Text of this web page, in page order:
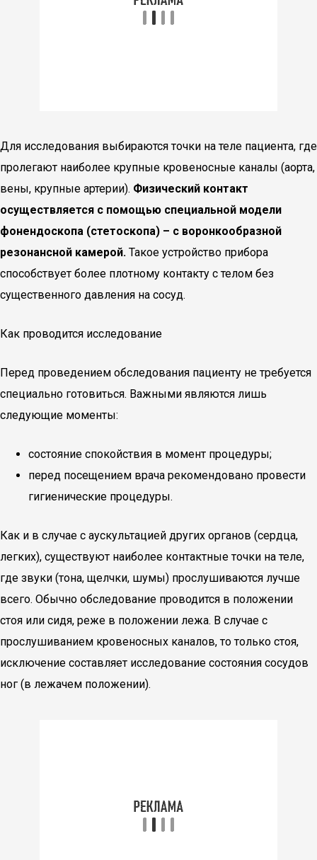
Для исследования выбираются точки на теле пациента, где
пролегают наиболее крупные кровеносные каналы (аорта,
вены, крупные артерии). Физический контакт
осуществляется с помощью специальной модели
фонендоскопа (стетоскопа) – с воронкообразной
резонансной камерой. Такое устройство прибора
способствует более плотному контакту с телом без
существенного давления на сосуд.
Как проводится исследование
Перед проведением обследования пациенту не требуется
специально готовиться. Важными являются лишь
следующие моменты:
состояние спокойствия в момент процедуры;
перед посещением врача рекомендовано провести
гигиенические процедуры.
Как и в случае с аускультацией других органов (сердца,
легких), существуют наиболее контактные точки на теле,
где звуки (тона, щелчки, шумы) прослушиваются лучше
всего. Обычно обследование проводится в положении
стоя или сидя, реже в положении лежа. В случае с
прослушиванием кровеносных каналов, то только стоя,
исключение составляет исследование состояния сосудов
ног (в лежачем положении).